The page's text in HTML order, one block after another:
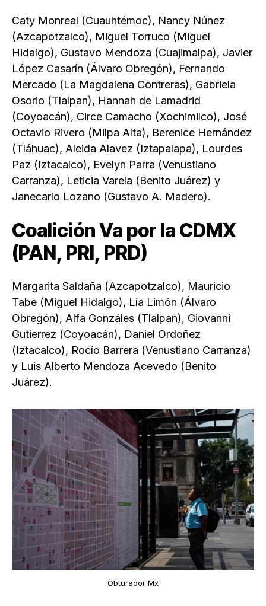
Caty Monreal (Cuauhtémoc), Nancy Núnez
(Azcapotzalco), Miguel Torruco (Miguel
Hidalgo), Gustavo Mendoza (Cuajimalpa), Javier
López Casarín (Álvaro Obregón), Fernando
Mercado (La Magdalena Contreras), Gabriela
Osorio (Tlalpan), Hannah de Lamadrid
(Coyoacán), Circe Camacho (Xochimilco), José
Octavio Rivero (Milpa Alta), Berenice Hernández
(Tláhuac), Aleida Alavez (Iztapalapa), Lourdes
Paz (Iztacalco), Evelyn Parra (Venustiano
Carranza), Leticia Varela (Benito Juárez) y
Janecarlo Lozano (Gustavo A. Madero).
Coalición Va por la CDMX
(PAN, PRI, PRD)
Margarita Saldaña (Azcapotzalco), Mauricio
Tabe (Miguel Hidalgo), Lía Limón (Álvaro
Obregón), Alfa Gonzáles (Tlalpan), Giovanni
Gutierrez (Coyoacán), Daniel Ordoñez
(Iztacalco), Rocío Barrera (Venustiano Carranza)
y Luis Alberto Mendoza Acevedo (Benito
Juárez).
Obturador Mx